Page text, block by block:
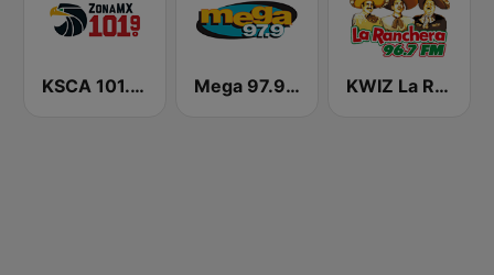
KSCA 101.9 Los Angeles FM (US Only) Mega 97.9 FM KWIZ La Ranchera 96.7 FM (US Only)